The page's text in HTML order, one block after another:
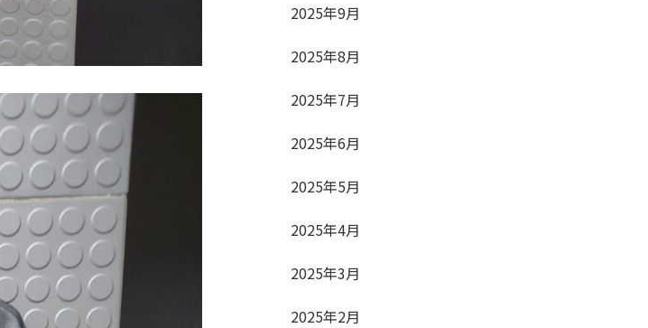
2025年9月
2025年8月
2025年7月
2025年6月
2025年5月
2025年4月
2025年3月
2025年2月